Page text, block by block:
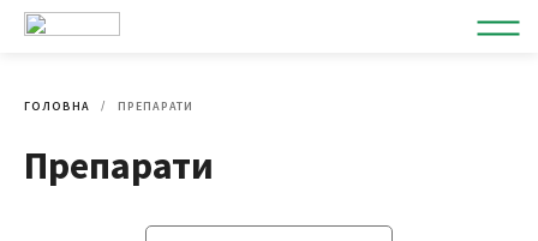
ГОЛОВНА ПРЕПАРАТИ
Препарати